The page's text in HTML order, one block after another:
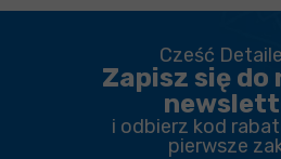
Cześć
Zapisz się do
i odbierz kod
pierwsze